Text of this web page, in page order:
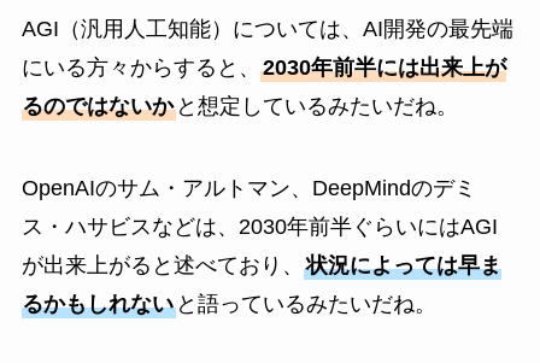
AGI（汎用人工知能）については、AI開発の最先端
にいる方々からすると、 2030年前半には出来上が
るのではないかと想定しているみたいだね。
OpenAIのサム・アルトマン、DeepMindのデミ
ス・ハサビスなどは、2030年前半ぐらいにはAGI
が出来上がると述べており、 状況によっては早ま
るかもしれないと語っているみたいだね。